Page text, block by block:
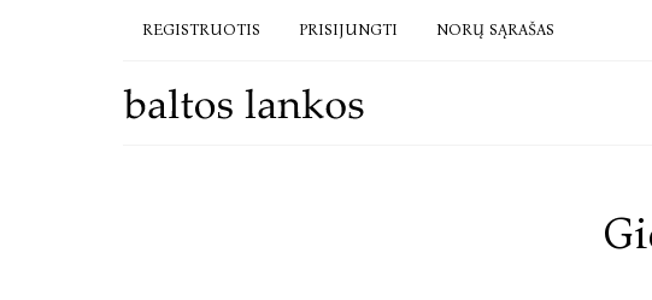
REGISTRUOTIS PRISIJUNGTI NORŲ SĄRAŠAS